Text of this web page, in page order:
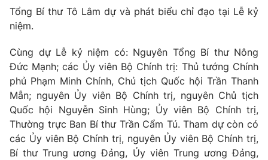
Tư vấn
Chuyên mục khác
Emagazine Podcast
Photo Infographic
Video Shorts video
VTV Money VTV Thể thao
Tổng Bí thư Tô Lâm dự và phát biểu chỉ đạo tại Lễ kỷ
niệm.
Cùng dự Lễ kỷ niệm có: Nguyên Tổng Bí thư Nông
Đức Mạnh; các Ủy viên Bộ Chính trị: Thủ tướng Chính
phủ Phạm Minh Chính, Chủ tịch Quốc hội Trần Thanh
Mẫn; nguyên Ủy viên Bộ Chính trị, nguyên Chủ tịch
Quốc hội Nguyễn Sinh Hùng; Ủy viên Bộ Chính trị,
Thường trực Ban Bí thư Trần Cẩm Tú. Tham dự còn có
các Ủy viên Bộ Chính trị, nguyên Ủy viên Bộ Chính trị,
Bí thư Trung ương Đảng, Ủy viên Trung ương Đảng,